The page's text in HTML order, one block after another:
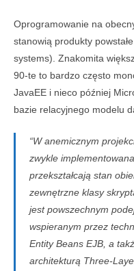
Oprogramowanie na
stanowią produkty
systems). Znakomita
90-te to bardzo często
JavaEE i nieco później
bazie relacyjnego modelu
“W anemicznym
zwykle
przekształcają stan
zewnętrzne klasy
jest powszechnym
wspieranym przez
Entity Beans EJB, a
architekturą Three-